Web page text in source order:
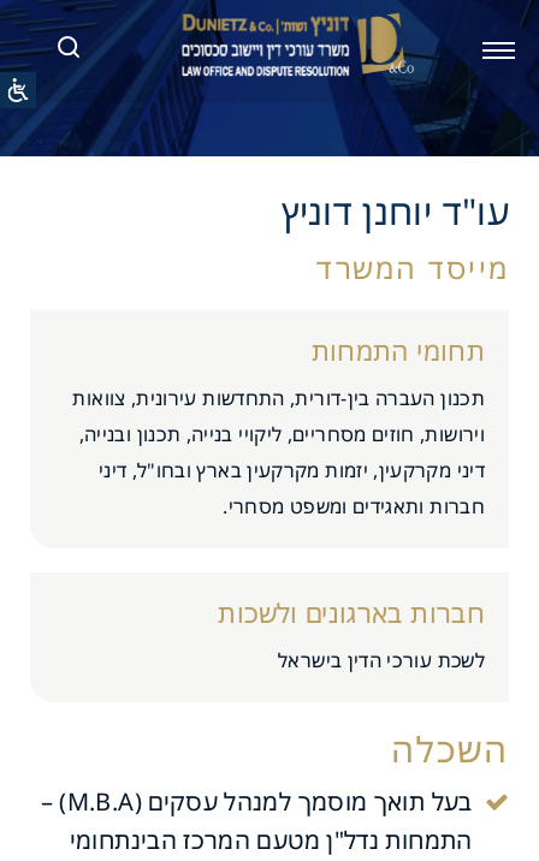
דוניץ
מייסד המשרד
תחומי התמחות
תכנון העברה בין-דורית, התחדשות עירונית, צוואות
וירושות, חוזים מסחריים, ליקויי בנייה, תכנון ובנייה,
דיני מקרקעין, יזמות מקרקעין בארץ ובחו"ל, דיני
חברות ותאגידים ומשפט מסחרי.
חברות בארגונים ולשכות
לשכת עורכי הדין בישראל
השכלה
בעל תואך מוסמך למנהל עסקים (M.B.A) –
התמחות נדל"ן מטעם המרכז הבינתחומי